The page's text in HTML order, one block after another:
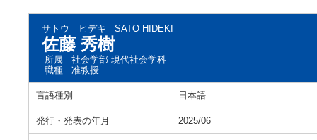
サトウ ヒデキ SATO HIDEKI
佐藤 秀樹
所属
社会学部 現代社会学科
職種
准教授
言語種別 日本語
発行・発表の年月 2025/06